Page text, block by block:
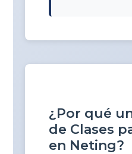
¿Por qué
de Clases
en Neting?